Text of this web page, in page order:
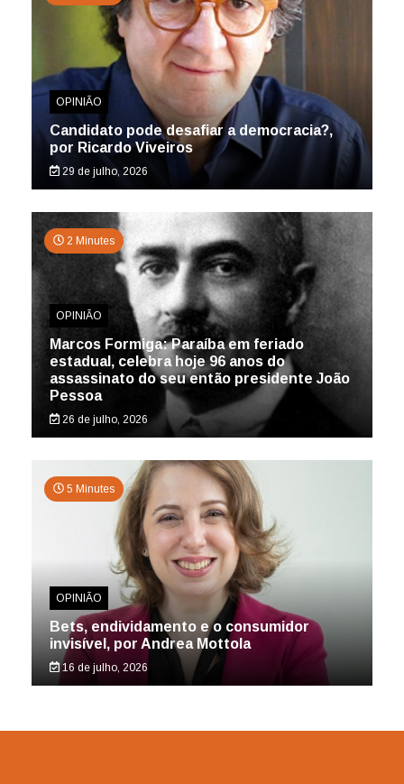
OPINIÃO
Candidato pode desafiar a democracia?,
por Ricardo Viveiros
29 de julho, 2026
2 Minutes
OPINIÃO
Marcos Formiga: Paraíba em feriado
estadual, celebra hoje 96 anos do
assassinato do seu então presidente João
Pessoa
26 de julho, 2026
5 Minutes
OPINIÃO
Bets, endividamento e o consumidor
invisível, por Andrea Mottola
16 de julho, 2026